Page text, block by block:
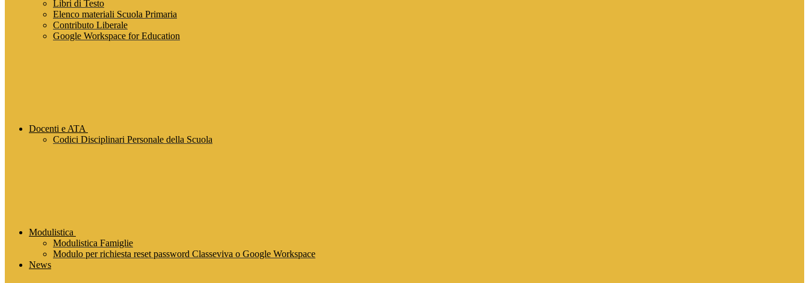
Libri di Testo
Elenco materiali Scuola Primaria
Contributo Liberale
Google Workspace for Education
Docenti e ATA
Codici Disciplinari Personale della Scuola
Modulistica
Modulistica Famiglie
Modulo per richiesta reset password Classeviva o Google Workspace
News